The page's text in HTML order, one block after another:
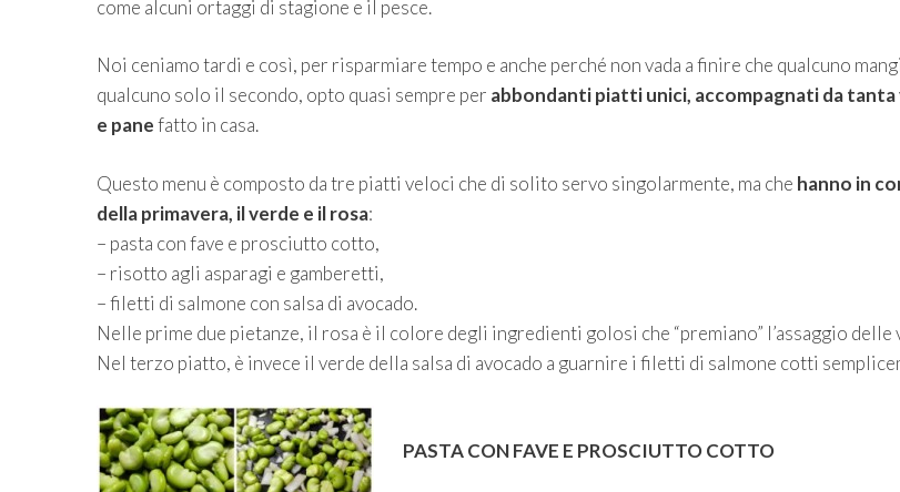
come alcuni ortaggi di stagione e il pesce.
Noi ceniamo tardi e così, per risparmiare tempo e anche perché non vada a finire che qualcuno
qualcuno solo il secondo, opto quasi sempre per abbondanti piatti unici, accompagnati da
e panefatto in casa.
Questo menu è composto da tre piatti veloci che di solito servo singolarmente, ma che hanno in
della primavera, il verde e il rosa:
– pasta con fave e prosciutto cotto,
– risotto agli asparagi e gamberetti,
– filetti di salmone con salsa di avocado.
Nelle prime due pietanze, il rosa è il colore degli ingredienti golosi che “premiano” l’assaggio delle
Nel terzo piatto, è invece il verde della salsa di avocado a guarnire i filetti di salmone cotti
PASTA CON FAVE E PROSCIUTTO COTTO